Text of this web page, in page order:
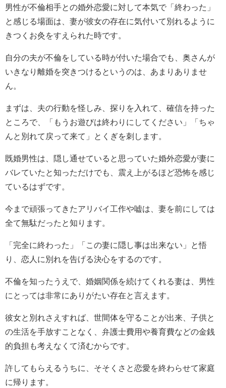
男性が不倫相手との婚外恋愛に対して本気で「終わった」
と感じる場面は、妻が彼女の存在に気付いて別れるように
きつくお灸をすえられた時です。
自分の夫が不倫をしている時が付いた場合でも、奥さんが
いきなり離婚を突きつけるというのは、あまりありませ
ん。
まずは、夫の行動を怪しみ、探りを入れて、確信を持った
ところで、「もうお遊びは終わりにしてください」「ちゃ
んと別れて戻って来て」とくぎを刺します。
既婚男性は、隠し通せていると思っていた婚外恋愛が妻に
バレていたと知っただけでも、震え上がるほど恐怖を感じ
ているはずです。
今まで頑張ってきたアリバイ工作や嘘は、妻を前にしては
全て無駄だったと知ります。
「完全に終わった」「この妻に隠し事は出来ない」と悟
り、恋人に別れを告げる決心をするのです。
不倫を知ったうえで、婚姻関係を続けてくれる妻は、男性
にとっては非常にありがたい存在と言えます。
彼女と別れさえすれば、世間体を守ることが出来、子供と
の生活を手放すことなく、弁護士費用や養育費などの金銭
的負担も考えなくて済むからです。
許してもらえるうちに、そそくさと恋愛を終わらせて家庭
に帰ります。